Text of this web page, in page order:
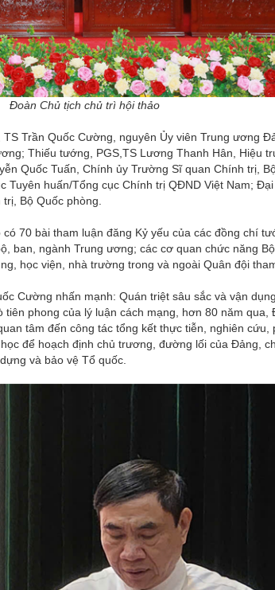
Đoàn Chủ tịch chủ trì hội thảo
Trần Quốc Cường, nguyên Ủy viên Trung ương
Thiếu tướng, PGS,TS Lương Thanh Hân, Hiệu
Quốc Tuấn, Chính ủy Trường Sĩ quan Chính trị,
Tuyên huấn/Tổng cục Chính trị QĐND Việt Nam; Đại
Bộ Quốc phòng.
70 bài tham luận đăng Kỷ yếu của các đồng chí
ban, ngành Trung ương; các cơ quan chức năng
học viện, nhà trường trong và ngoài Quân đội
Cường nhấn mạnh: Quán triệt sâu sắc và vận
phong của lý luận cách mạng, hơn 80 năm qua,
tâm đến công tác tổng kết thực tiễn, nghiên cứu,
để hoạch định chủ trương, đường lối của Đảng,
và bảo vệ Tổ quốc.